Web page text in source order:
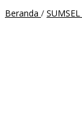
Beranda / SUMSEL